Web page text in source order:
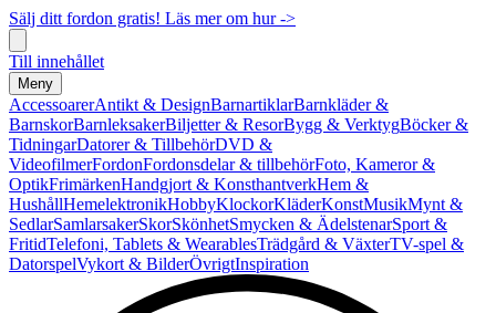
Sälj ditt fordon gratis! Läs mer om hur ->
Till innehållet
Meny
AccessoarerAntikt & DesignBarnartiklarBarnkläder &
BarnskorBarnleksakerBiljetter & ResorBygg & VerktygBöcker &
TidningarDatorer & TillbehörDVD &
VideofilmerFordonFordonsdelar & tillbehörFoto, Kameror &
OptikFrimärkenHandgjort & KonsthantverkHem &
HushållHemelektronikHobbyKlockorKläderKonstMusikMynt &
SedlarSamlarsakerSkorSkönhetSmycken & ÄdelstenarSport &
FritidTelefoni, Tablets & WearablesTrädgård & VäxterTV-spel &
DatorspelVykort & BilderÖvrigtInspiration